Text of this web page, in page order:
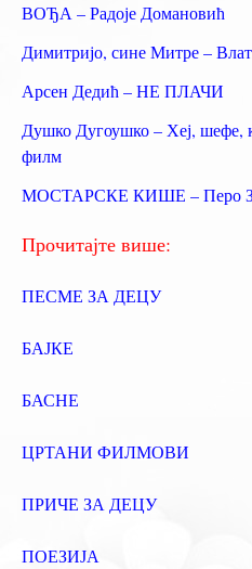
р
а
г
а
з
а
:
ВОЂА – Радоје Домановић
Димитријо, сине Митре –
Арсен Дедић – НЕ ПЛАЧИ
Душко Дугоушко – Хеј, шефе,
филм
МОСТАРСКЕ КИШЕ – Перо
Прочитајте више:
ПЕСМЕ ЗА ДЕЦУ
БАЈКЕ
БАСНЕ
ЦРТАНИ ФИЛМОВИ
ПРИЧЕ ЗА ДЕЦУ
ПОЕЗИЈА